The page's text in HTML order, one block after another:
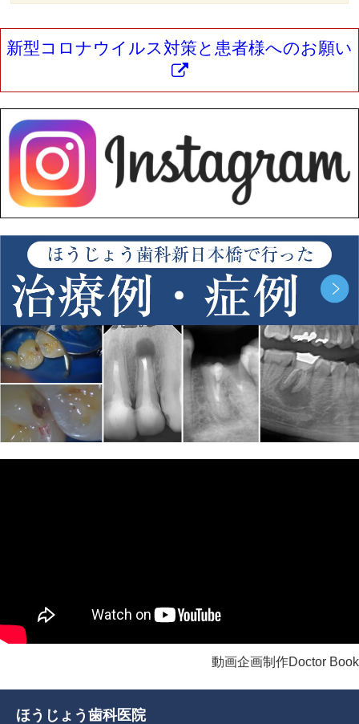
新型コロナウイルス対策と患者様へのお願い
動画企画制作Doctor Book
ほうじょう歯科医院